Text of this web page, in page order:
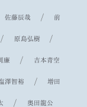
佐藤辰哉 / 前
原島弘樹 /
廉 / 吉本青空
澤智裕 / 増田
/ 奥田龍公